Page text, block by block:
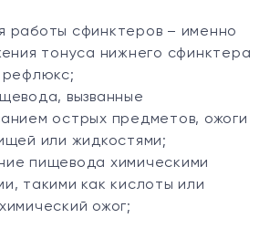
работы сфинктеров – именно
тонуса нижнего сфинктера
рефлюкс;
вызванные
острых предметов, ожоги
или жидкостями;
пищевода химическими
такими как кислоты или
ожог;